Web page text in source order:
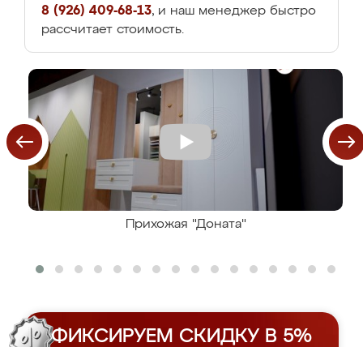
8 (926) 409-68-13, и наш менеджер быстро
рассчитает стоимость.
Прихожая "Доната"
ФИКСИРУЕМ СКИДКУ В 5%